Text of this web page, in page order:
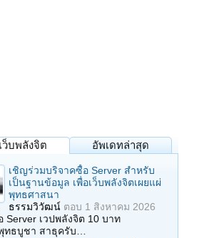
ว็บพลังจิต อัพเดทล่าสุด
เชิญร่วมบริจาคซื้อ Server สำหรับ
เป็นฐานข้อมูล เพื่อเว็บพลังจิตเผยแผ่
พุทธศาสนา
ธรรมวิวัฒน์ ตอบ 1 สิงหาคม 2026
เวปพลังจิต 10 บาท
ทธบูชา สาธุครับ…